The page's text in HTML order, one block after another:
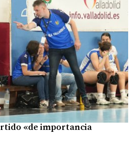
«de importancia